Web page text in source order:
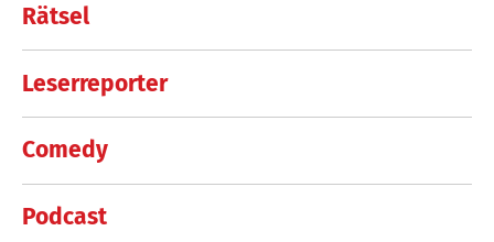
Rätsel
Leserreporter
Comedy
Podcast